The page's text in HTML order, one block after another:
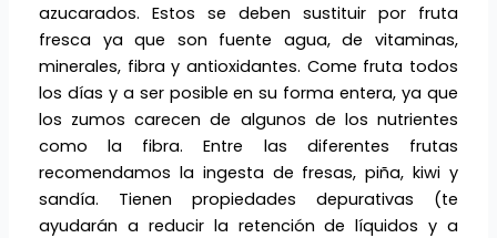
azucarados. Estos se deben sustituir por fruta
fresca ya que son fuente agua, de vitaminas,
minerales, fibra y antioxidantes. Come fruta todos
los días y a ser posible en su forma entera, ya que
los zumos carecen de algunos de los nutrientes
como la fibra. Entre las diferentes frutas
recomendamos la ingesta de fresas, piña, kiwi y
sandía. Tienen propiedades depurativas (te
ayudarán a reducir la retención de líquidos y a